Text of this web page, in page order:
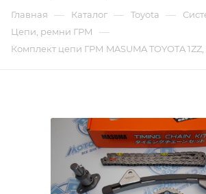
Главная — Каталог — Toyota —
Цепи, ремни ГРМ —
Комплект цепи ГРМ MASUMA TOYOTA 1ZZ,